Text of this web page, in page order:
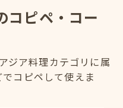
コピペ・コー
ジア料理カテゴリに属
コピペして使えま